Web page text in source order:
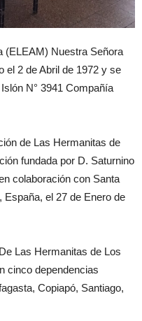
(ELEAM) Nuestra Señora
el 2 de Abril de 1972 y se
N° 3941 Compañía
de Las Hermanitas de
fundada por D. Saturnino
colaboración con Santa
España, el 27 de Enero de
Las Hermanitas de Los
cinco dependencias
Copiapó, Santiago,